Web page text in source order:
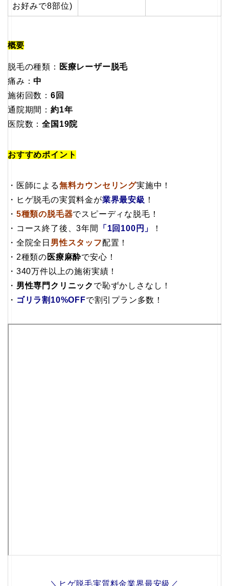
お好みで8部位)
概要
脱毛の種類： 医療レーザー脱毛
痛み：中
施術回数： 6回
通院期間： 約1年
医院数：全国19院
おすすめポイント
・医師による無料カウンセリング実施中！
・ヒゲ脱毛の実質料金が業界最安級 ！
・ 5種類の脱毛器でスピーディな脱毛！
・コース終了後、3年間
「1回100円」
！
・全院全日 男性スタッフ配置！
・2種類の医療麻酔で安心！
・340万件以上の施術実績！
・ 男性専門クリニック で恥ずかしさなし！
・ ゴリラ割10%OFFで割引プラン多数！
＼ヒゲ脱毛実質料金業界最安級／